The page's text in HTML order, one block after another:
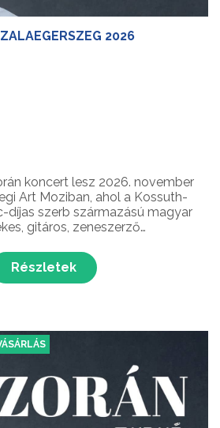
2026
koncert lesz 2026. november
Art Moziban, ahol a Kossuth-
díjas szerb származású magyar
gitáros, zeneszerző
Részletek